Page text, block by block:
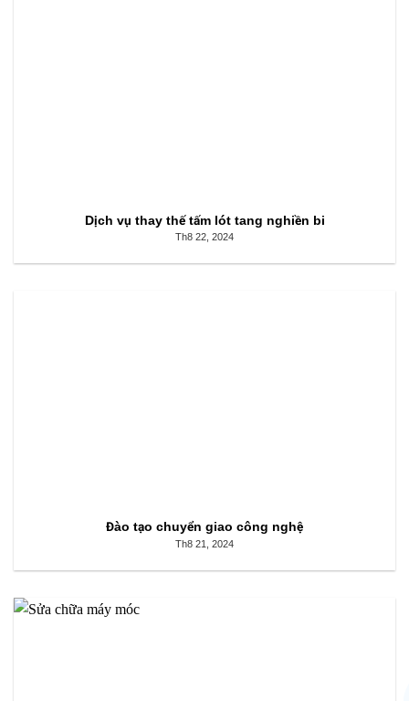
Dịch vụ thay thế tấm lót tang nghiền bi
Th8 22, 2024
Đào tạo chuyển giao công nghệ
Th8 21, 2024